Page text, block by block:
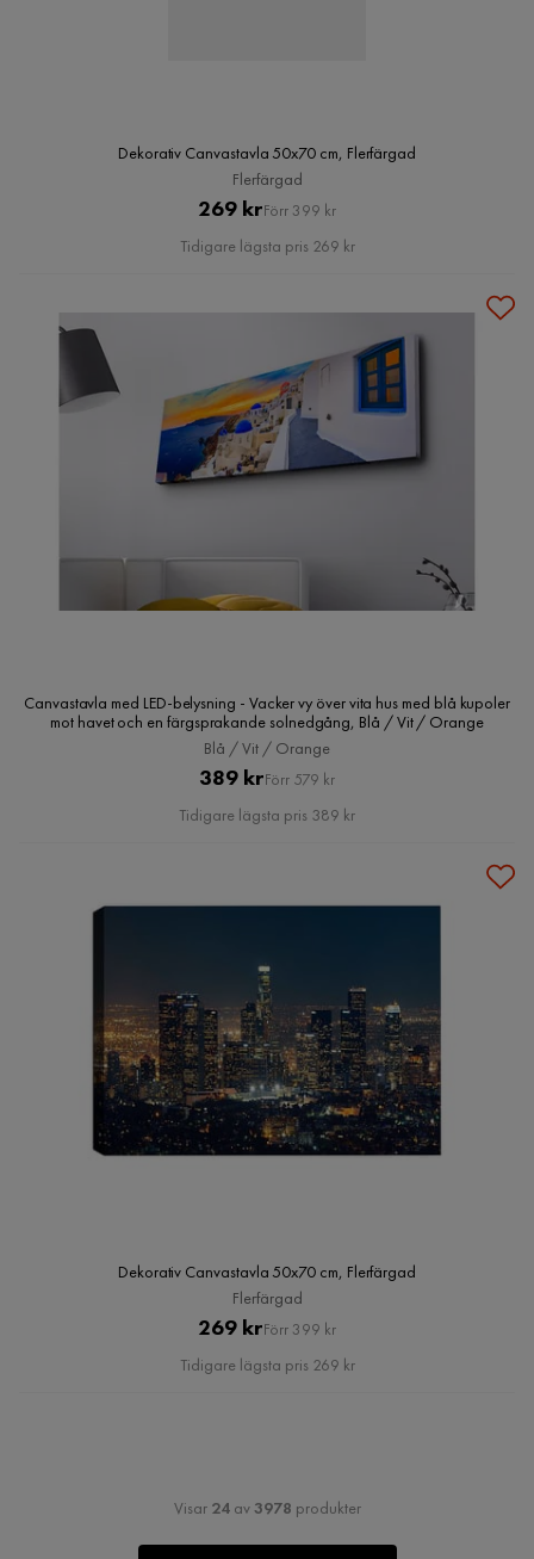
Dekorativ Canvastavla 50x70 cm, Flerfärgad
Flerfärgad
Pris
269 krOriginal
Pris
Förr 399 kr
Tidigare lägsta pris 269 kr
Canvastavla med LED-belysning - Vacker vy över vita hus med blå kupoler
mot havet och en färgsprakande solnedgång, Blå / Vit / Orange
Blå / Vit / Orange
Pris
389 krOriginal
Pris
Förr 579 kr
Tidigare lägsta pris 389 kr
Dekorativ Canvastavla 50x70 cm, Flerfärgad
Flerfärgad
Pris
269 krOriginal
Pris
Förr 399 kr
Tidigare lägsta pris 269 kr
Visar 24av3978 produkter